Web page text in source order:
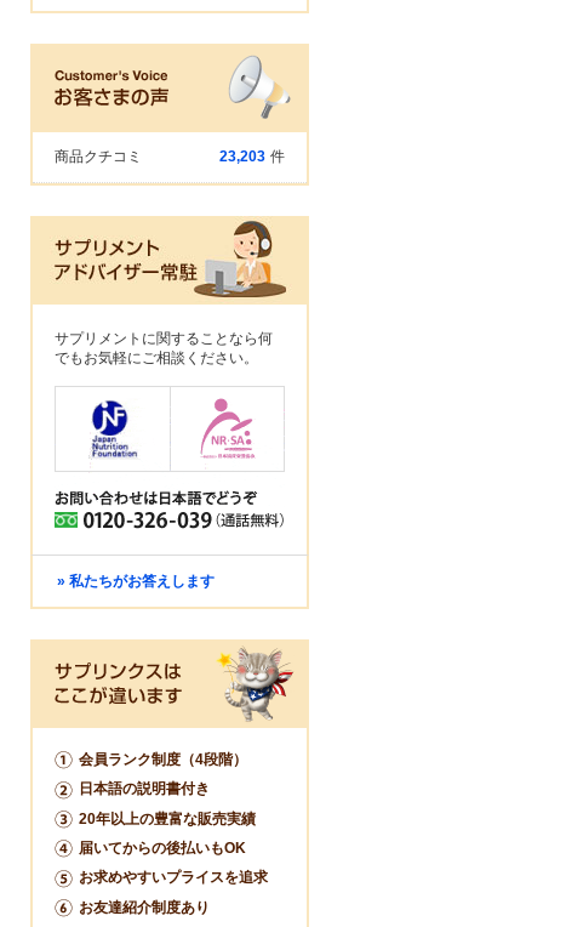
商品クチコミ 23,203 件
サプリメントに関することなら何
でもお気軽にご相談ください。
» 私たちがお答えします
会員ランク制度（4段階）
日本語の説明書付き
20年以上の豊富な販売実績
届いてからの後払いもOK
お求めやすいプライスを追求
お友達紹介制度あり